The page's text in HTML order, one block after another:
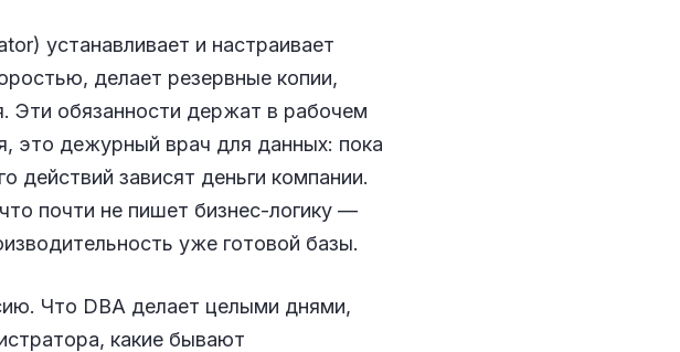
устанавливает и настраивает
делает резервные копии,
Эти обязанности держат в рабочем
это дежурный врач для данных: пока
действий зависят деньги компании.
почти не пишет бизнес-логику —
уже готовой базы.
Что DBA делает целыми днями,
какие бывают